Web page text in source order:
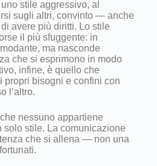
stile aggressivo, al
sugli altri, convinto — anche
avere più diritti. Lo stile
il più sfuggente: in
ma nasconde
che si esprimono in modo
infine, è quello che
propri bisogni e confini con
l’altro.
nessuno appartiene
solo stile. La comunicazione
che si allena — non una